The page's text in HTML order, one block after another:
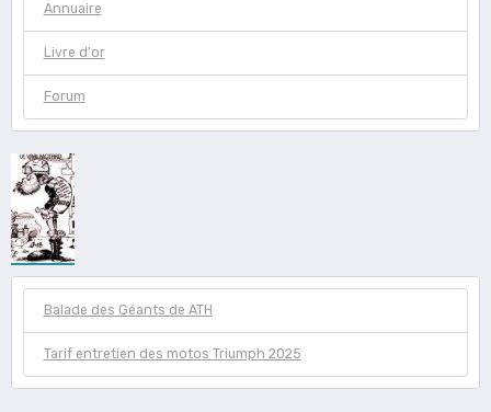
Annuaire
Livre d'or
Forum
Balade des Géants de ATH
Tarif entretien des motos Triumph 2025